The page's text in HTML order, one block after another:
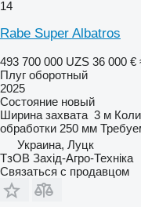
14
Rabe Super Albatros
493 700 000 UZS 36 000 €
Плуг оборотный
2025
Состояние новый
Ширина захвата 3 м
обработки 250 мм
Украина, Луцк
ТзОВ Захід-Агро-Техніка
Связаться с продавцом